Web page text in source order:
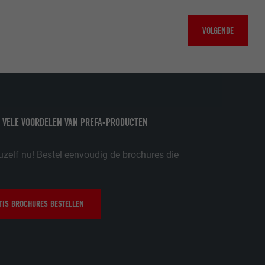
VOLGENDE
VOORDELEN VAN PREFA-PRODUCTEN
nu! Bestel eenvoudig de brochures die
BROCHURES BESTELLEN
extension.
gebruikt.
gegevens